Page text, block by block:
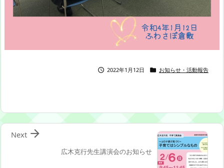
 2022年1月12日  お知らせ・活動報告
広木克行先生講演会のお知らせ

Next